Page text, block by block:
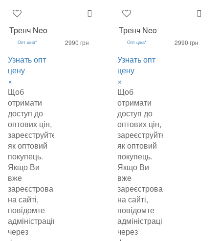
Тренч Neo
Опт ціна*
Узнать опт
цену
×
Щоб
отримати
доступ до
оптових цін,
зареєструйтеся
як оптовий
покупець.
Якщо Ви
вже
зареєстровані
на сайті,
повідомте
адміністрацію
через
2990 грн
Тренч Neo
Опт ціна*
Узнать опт
цену
×
Щоб
отримати
доступ до
оптових цін,
зареєструйтеся
як оптовий
покупець.
Якщо Ви
вже
зареєстровані
на сайті,
повідомте
адміністрацію
через
2990 грн